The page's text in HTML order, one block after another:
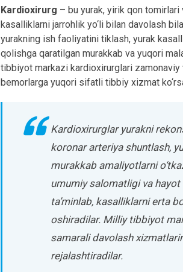
Kardioxirurg – bu yurak, yirik qon tomirlari
kasalliklarni jarrohlik yo‘li bilan davolash
yurakning ish faoliyatini tiklash, yurak
qolishga qaratilgan murakkab va yuqori
tibbiyot markazi kardioxirurglari
bemorlarga yuqori sifatli tibbiy xizmat
Kardioxirurglar yurakni
koronar arteriya shuntlash,
murakkab amaliyotlarni
umumiy salomatligi va
ta’minlab, kasalliklarni erta
oshiradilar. Milliy tibbiyot
samarali davolash
rejalashtiradilar.